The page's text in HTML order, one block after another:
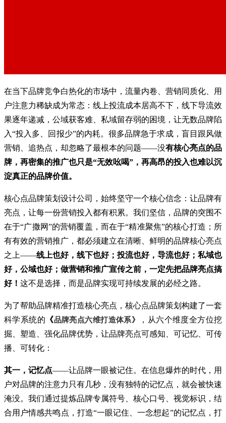
在当下品牌竞争白热化的市场中，流量内卷、营销同质化、用
户注意力稀缺成为常态：线上投流成本居高不下，线下导流效
果逐年递减，公域获客难、私域留存弱的困境，让无数品牌陷
入“投入多、回报少”的内耗。很多品牌急于求成，盲目跟风做
营销、追热点，却忽略了最根本的问题——没有核心亮点的品
牌，再密集的推广也只是“无效吆喝”，再高昂的投入也难以沉
淀真正的品牌价值。
核心点品牌策划设计公司，始终坚守一个核心信念：让品牌有
亮点，让每一份营销投入都有积累。我们坚信，品牌的突围不
在于“广撒网”的营销覆盖，而在于“精准聚焦”的核心打造；所
有有效的营销推广，都必须建立在清晰、鲜明的品牌核心亮点
之上——线上也好，线下也好；投流也好，导流也好；私域也
好，公域也好；做营销和推广宣传之前，一定先把品牌亮点搞
好！ 这不是选择，而是品牌实现可持续发展的必经之路。
为了帮助品牌精准打造核心亮点，核心点品牌策划构建了一套
科学系统的 《品牌亮点六维打造体系》
，从六个维度全方位挖
掘、塑造、强化品牌优势，让品牌亮点可感知、可记忆、可传
播、可转化：
其一，记忆点——让品牌一眼被记住。在信息爆炸的时代，用
户对品牌的注意力只有几秒，没有独特的记忆点，就会被快速
淹没。我们通过提炼品牌专属符号、核心口号、视觉标识，结
合用户情感共鸣点，打造“一眼记住、一念想起”的记忆点，打